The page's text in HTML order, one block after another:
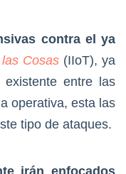
contra el ya
Cosas(IIoT), ya
entre las
operativa, esta las
tipo de ataques.
irán enfocados